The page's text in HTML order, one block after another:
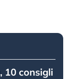
10 consigli